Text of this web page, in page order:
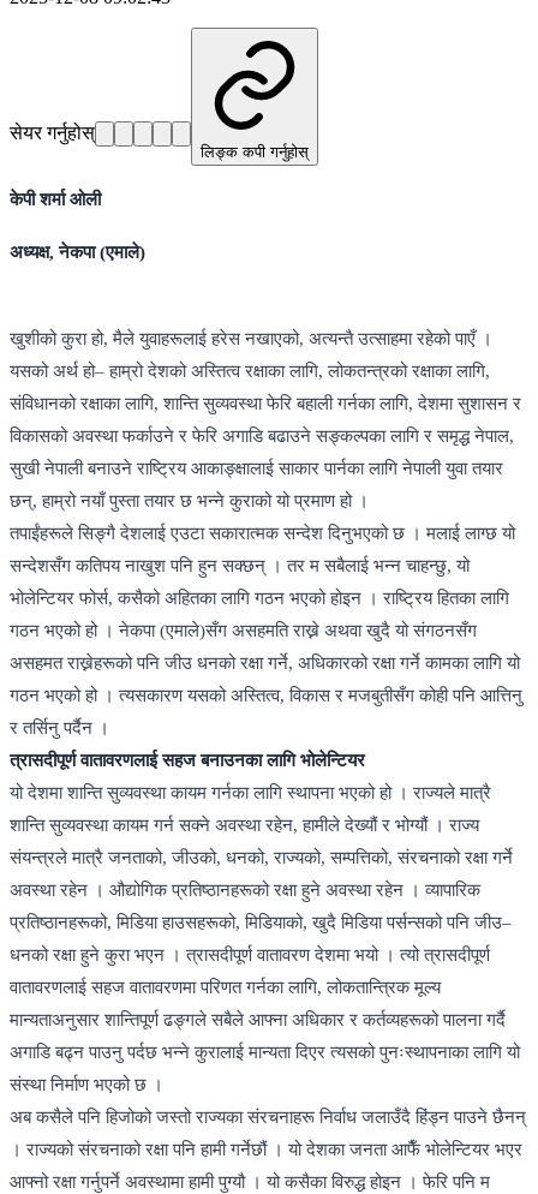
सेयर गर्नुहोस्
लिङ्क कपी गर्नुहोस्
केपी शर्मा ओली
अध्यक्ष, नेकपा (एमाले)
खुशीको कुरा हो, मैले युवाहरूलाई हरेस नखाएको, अत्यन्तै उत्साहमा रहेको पाएँ ।
यसको अर्थ हो– हाम्रो देशको अस्तित्व रक्षाका लागि, लोकतन्त्रको रक्षाका लागि,
संविधानको रक्षाका लागि, शान्ति सुव्यवस्था फेरि बहाली गर्नका लागि, देशमा सुशासन र
विकासको अवस्था फर्काउने र फेरि अगाडि बढाउने सङ्कल्पका लागि र समृद्ध नेपाल,
सुखी नेपाली बनाउने राष्ट्रिय आकाङ्क्षालाई साकार पार्नका लागि नेपाली युवा तयार
छन्, हाम्रो नयाँ पुस्ता तयार छ भन्ने कुराको यो प्रमाण हो ।
तपाईंहरूले सिङ्गै देशलाई एउटा सकारात्मक सन्देश दिनुभएको छ । मलाई लाग्छ यो
सन्देशसँग कतिपय नाखुश पनि हुन सक्छन् । तर म सबैलाई भन्न चाहन्छु, यो
भोलेन्टियर फोर्स, कसैको अहितका लागि गठन भएको होइन । राष्ट्रिय हितका लागि
गठन भएको हो । नेकपा (एमाले)सँग असहमति राख्ने अथवा खुदै यो संगठनसँग
असहमत राख्नेहरूको पनि जीउ धनको रक्षा गर्ने, अधिकारको रक्षा गर्ने कामका लागि यो
गठन भएको हो । त्यसकारण यसको अस्तित्व, विकास र मजबुतीसँग कोही पनि आत्तिनु
र तर्सिनु पर्दैन ।
त्रासदीपूर्ण वातावरणलाई सहज बनाउनका लागि भोलेन्टियर
यो देशमा शान्ति सुव्यवस्था कायम गर्नका लागि स्थापना भएको हो । राज्यले मात्रै
शान्ति सुव्यवस्था कायम गर्न सक्ने अवस्था रहेन, हामीले देख्यौं र भोग्यौं । राज्य
संयन्त्रले मात्रै जनताको, जीउको, धनको, राज्यको, सम्पत्तिको, संरचनाको रक्षा गर्ने
अवस्था रहेन । औद्योगिक प्रतिष्ठानहरूको रक्षा हुने अवस्था रहेन । व्यापारिक
प्रतिष्ठानहरूको, मिडिया हाउसहरूको, मिडियाको, खुदै मिडिया पर्सन्सको पनि जीउ–
धनको रक्षा हुने कुरा भएन । त्रासदीपूर्ण वातावरण देशमा भयो । त्यो त्रासदीपूर्ण
वातावरणलाई सहज वातावरणमा परिणत गर्नका लागि, लोकतान्त्रिक मूल्य
मान्यताअनुसार शान्तिपूर्ण ढङ्गले सबैले आफ्ना अधिकार र कर्तव्यहरूको पालना गर्दै
अगाडि बढ्न पाउनु पर्दछ भन्ने कुरालाई मान्यता दिएर त्यसको पुनःस्थापनाका लागि यो
संस्था निर्माण भएको छ ।
अब कसैले पनि हिजोको जस्तो राज्यका संरचनाहरू निर्वाध जलाउँदै हिंड्न पाउने छैनन्
। राज्यको संरचनाको रक्षा पनि हामी गर्नेछौं । यो देशका जनता आफैँ भोलेन्टियर भएर
आफ्नो रक्षा गर्नुपर्ने अवस्थामा हामी पुग्यौ । यो कसैका विरुद्ध होइन । फेरि पनि म